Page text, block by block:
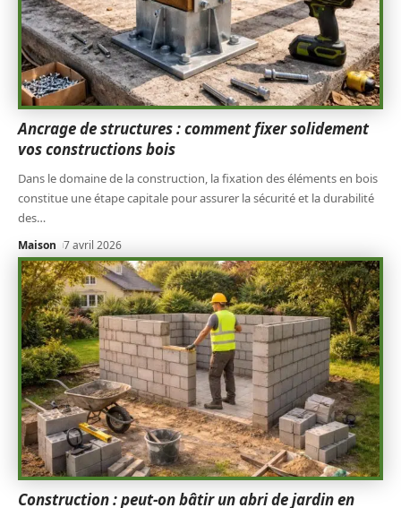
Ancrage de structures : comment fixer solidement
vos constructions bois
Dans le domaine de la construction, la fixation des éléments en bois
constitue une étape capitale pour assurer la sécurité et la durabilité
des…
Maison 7 avril 2026
Construction : peut-on bâtir un abri de jardin en